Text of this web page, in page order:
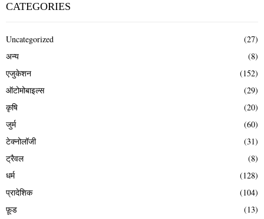
CATEGORIES
Uncategorized
(27)
अन्य
(8)
एजुकेशन
(152)
ऑटोमोबाइल्स
(29)
कृषि
(20)
जुर्म
(60)
टेक्नोलॉजी
(31)
ट्रैवल
(8)
धर्म
(128)
प्रादेशिक
(104)
फ़ूड
(13)